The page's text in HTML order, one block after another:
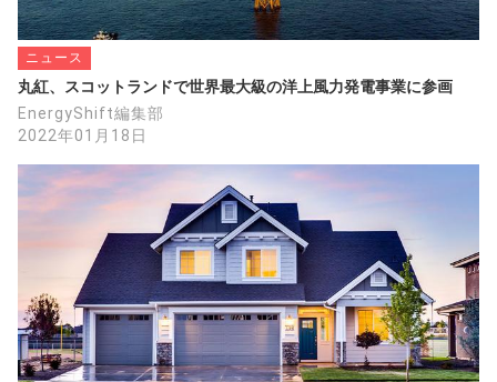
ニュース
丸紅、スコットランドで世界最大級の洋上風力発電事業に参画
EnergyShift編集部
2022年01月18日